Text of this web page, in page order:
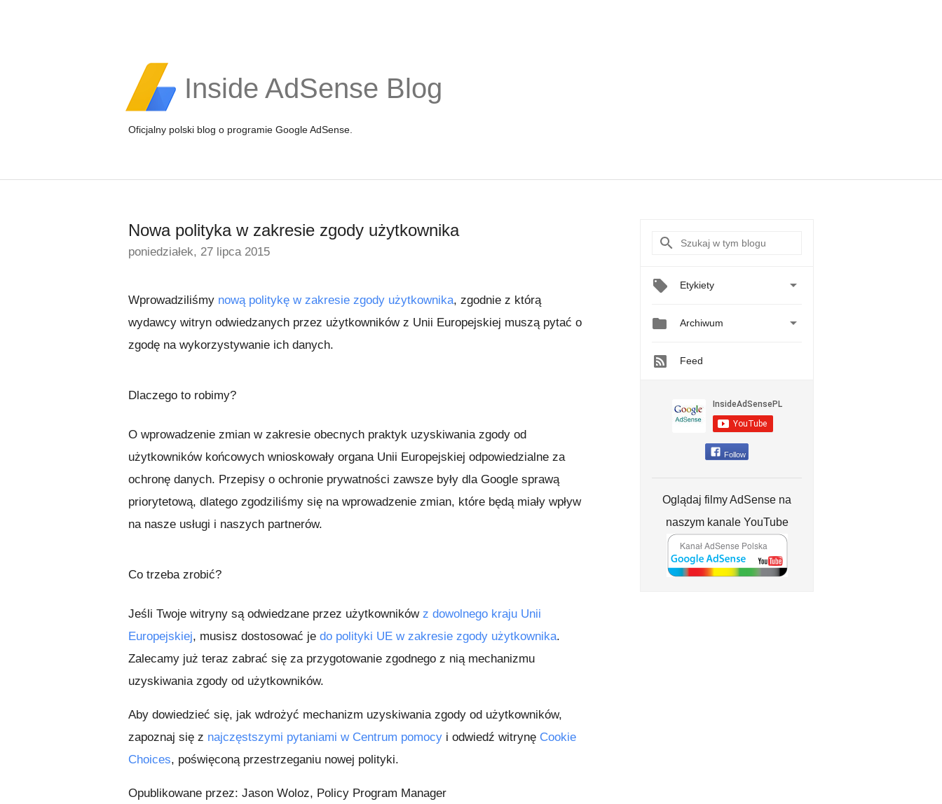
Inside AdSense Blog
Oficjalny polski blog o programie Google AdSense.
Nowa polityka w zakresie zgody użytkownika
poniedziałek, 27 lipca 2015
Wprowadziliśmy nową politykę w zakresie zgody użytkownika, zgodnie z którą
wydawcy witryn odwiedzanych przez użytkowników z Unii Europejskiej muszą pytać o
zgodę na wykorzystywanie ich danych.
Dlaczego to robimy?
O wprowadzenie zmian w zakresie obecnych praktyk uzyskiwania zgody od
użytkowników końcowych wnioskowały organa Unii Europejskiej odpowiedzialne za
ochronę danych. Przepisy o ochronie prywatności zawsze były dla Google sprawą
priorytetową, dlatego zgodziliśmy się na wprowadzenie zmian, które będą miały wpływ
na nasze usługi i naszych partnerów.
Co trzeba zrobić?
Jeśli Twoje witryny są odwiedzane przez użytkowników z dowolnego kraju Unii
Europejskiej, musisz dostosować je do polityki UE w zakresie zgody użytkownika.
Zalecamy już teraz zabrać się za przygotowanie zgodnego z nią mechanizmu
uzyskiwania zgody od użytkowników.
Aby dowiedzieć się, jak wdrożyć mechanizm uzyskiwania zgody od użytkowników,
zapoznaj się z najczęstszymi pytaniami w Centrum pomocy i odwiedź witrynę Cookie
Choices, poświęconą przestrzeganiu nowej polityki.
Opublikowane przez: Jason Woloz, Policy Program Manager
Etykiety 
 Archiwum 
Feed
Follow
Oglądaj filmy AdSense na
naszym kanale YouTube